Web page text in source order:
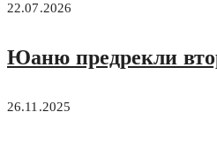
22.07.2026
Юаню предрекли
26.11.2025